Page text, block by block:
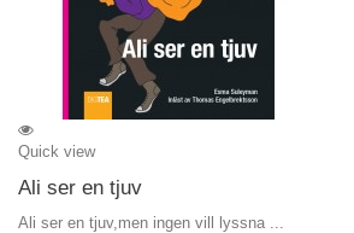
Quick view
Ali ser en tjuv
Ali ser en tjuv,men ingen vill lyssna ...